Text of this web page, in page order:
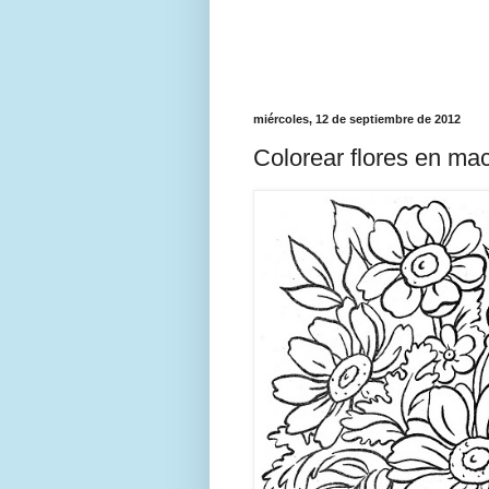
miércoles, 12 de septiembre de 2012
Colorear flores en